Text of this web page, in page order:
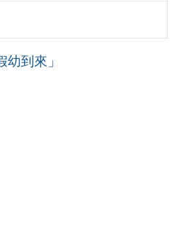
到來」